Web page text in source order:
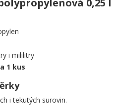
i mililitry
1 kus
i tekutých surovin.